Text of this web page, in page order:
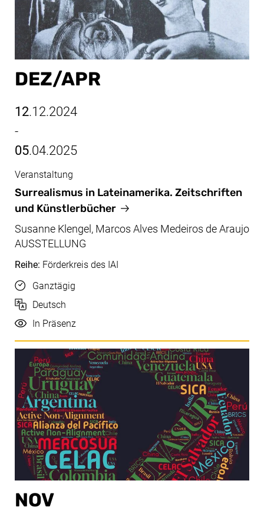
DEZ/​APR
12.12.2024
-
05.04.2025
Dez/Apr, 12.12.2024 - 05.04.2025
Surrealismus in Lateinamerika. Zeitschriften
und Künstlerbücher
Veranstaltung
Susanne Klengel, Marcos Alves Medeiros de Araujo
AUSSTELLUNG
Reihe: Förderkreis des IAI
Uhrzeit
Ganztägig
Sprache
Deutsch
Durchführung
In Präsenz
NOV